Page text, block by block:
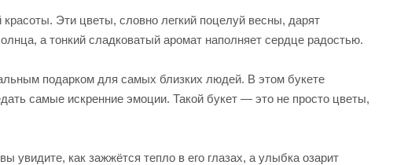
Эти цветы, словно легкий поцелуй весны, дарят
а тонкий сладковатый аромат наполняет сердце радостью.
подарком для самых близких людей. В этом букете
самые искренние эмоции. Такой букет — это не просто цветы,
увидите, как зажжётся тепло в его глазах, а улыбка озарит